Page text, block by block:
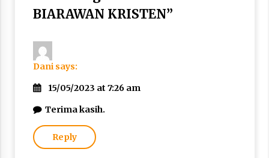
BIARAWAN KRISTEN”
Dani says:
15/05/2023 at 7:26 am
Terima kasih.
Reply